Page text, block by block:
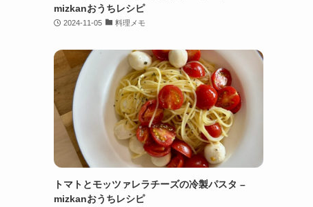
mizkanおうちレシピ
2024-11-05 料理メモ
トマトとモッツァレラチーズの冷製パスタ –
mizkanおうちレシピ